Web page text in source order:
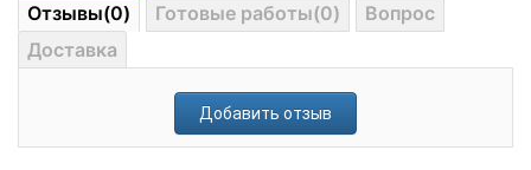
Отзывы(0) Готовые работы(0)
Вопрос
Доставка
Добавить отзыв